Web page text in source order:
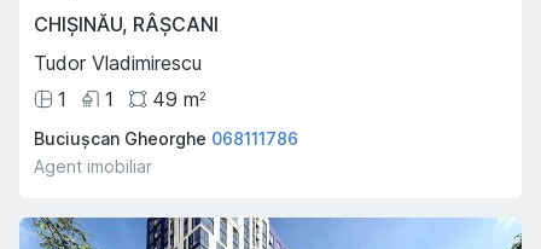
CHIȘINĂU, RÂȘCANI
Tudor Vladimirescu
1
1 49 m2
Buciușcan Gheorghe 068111786
Agent imobiliar